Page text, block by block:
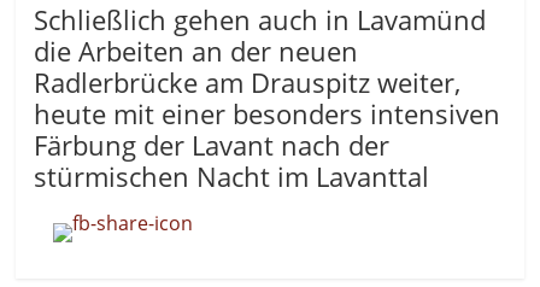
Schließlich gehen auch in Lavamünd
die Arbeiten an der neuen
Radlerbrücke am Drauspitz weiter,
heute mit einer besonders intensiven
Färbung der Lavant nach der
stürmischen Nacht im Lavanttal